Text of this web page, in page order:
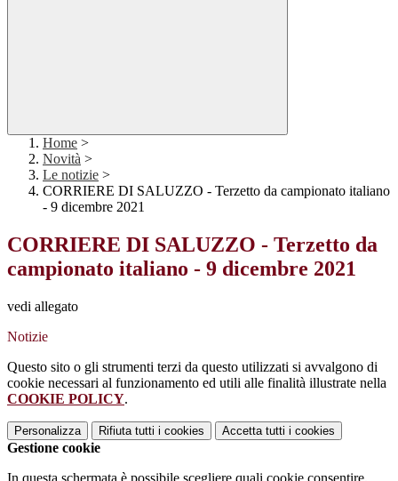
Home >
Novità >
Le notizie >
CORRIERE DI SALUZZO - Terzetto da campionato italiano
- 9 dicembre 2021
CORRIERE DI SALUZZO - Terzetto da
campionato italiano - 9 dicembre 2021
vedi allegato
Notizie
Questo sito o gli strumenti terzi da questo utilizzati si avvalgono di
cookie necessari al funzionamento ed utili alle finalità illustrate nella
COOKIE POLICY.
Personalizza Rifiuta tutti i cookies Accetta tutti i cookies
Gestione cookie